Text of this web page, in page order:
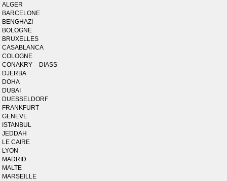
ALGER
BARCELONE
BENGHAZI
BOLOGNE
BRUXELLES
CASABLANCA
COLOGNE
CONAKRY _ DIASS
DJERBA
DOHA
DUBAI
DUESSELDORF
FRANKFURT
GENEVE
ISTANBUL
JEDDAH
LE CAIRE
LYON
MADRID
MALTE
MARSEILLE